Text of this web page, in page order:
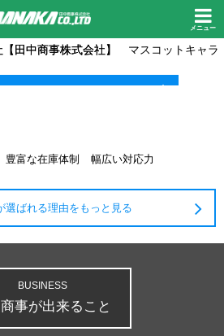
メニュー
MOVIE クリック
豊富な在庫体制 幅広い対応力
選ばれる理由をもっと見る
BUSINESS
事が出来ること